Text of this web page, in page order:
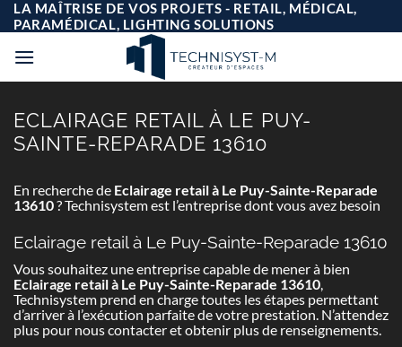
Passer
au
contenu
LA MAÎTRISE DE VOS PROJETS - RETAIL, MÉDICAL,
PARAMÉDICAL, LIGHTING SOLUTIONS
ECLAIRAGE RETAIL À LE PUY-
SAINTE-REPARADE 13610
En recherche de Eclairage retail à Le Puy-Sainte-Reparade
13610? Technisystem est l’entreprise dont vous avez besoin
Eclairage retail à Le Puy-Sainte-Reparade 13610
Vous souhaitez une entreprise capable de mener à bien
Eclairage retail à Le Puy-Sainte-Reparade 13610,
Technisystem prend en charge toutes les étapes permettant
d’arriver à l’exécution parfaite de votre prestation. N’attendez
plus pour nous contacter et obtenir plus de renseignements.